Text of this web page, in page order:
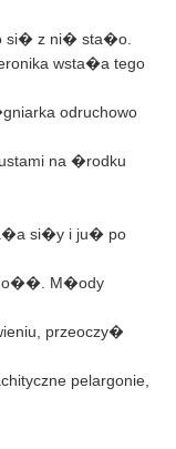
si� z ni� sta�o.
wsta�a tego
odruchowo
na �rodku
si�y i ju� po
M�ody
przeoczy�
pelargonie,